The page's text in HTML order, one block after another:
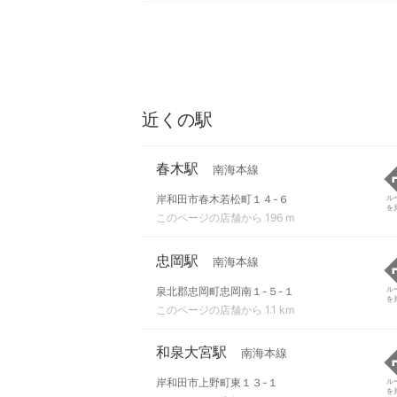
近くの駅
春木駅 南海本線
岸和田市春木若松町１４-６
このページの店舗から 196 m
ル
を
忠岡駅 南海本線
泉北郡忠岡町忠岡南１-５-１
このページの店舗から 1.1 km
ル
を
和泉大宮駅 南海本線
岸和田市上野町東１３-１
ル
を